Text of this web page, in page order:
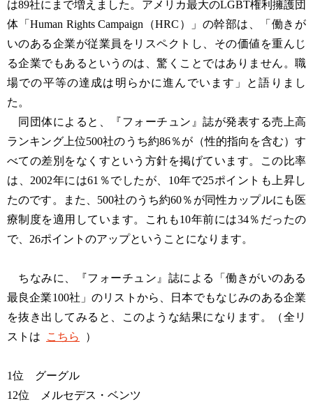
は89社にまで増えました。アメリカ最大のLGBT権利擁護団
体「Human Rights Campaign（HRC）」の幹部は、「働きが
いのある企業が従業員をリスペクトし、その価値を重んじ
る企業でもあるというのは、驚くことではありません。職
場での平等の達成は明らかに進んでいます」と語りまし
た。
同団体によると、『フォーチュン』誌が発表する売上高
ランキング上位500社のうち約86％が（性的指向を含む）す
べての差別をなくすという方針を掲げています。この比率
は、2002年には61％でしたが、10年で25ポイントも上昇し
たのです。また、500社のうち約60％が同性カップルにも医
療制度を適用しています。これも10年前には34％だったの
で、26ポイントのアップということになります。
ちなみに、『フォーチュン』誌による「働きがいのある
最良企業100社」のリストから、日本でもなじみのある企業
を抜き出してみると、このような結果になります。（全リ
ストは
こちら ）
1位 グーグル
12位 メルセデス・ベンツ